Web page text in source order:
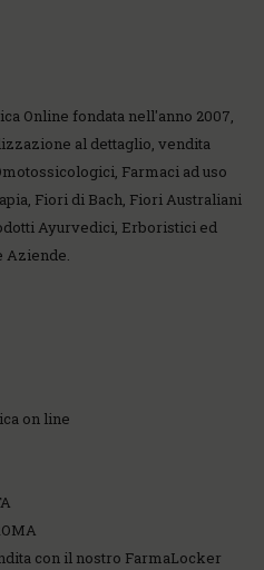
Online fondata nell'anno 2007,
al dettaglio, vendita
Farmaci ad uso
Fiori di Bach, Fiori Australiani
Ayurvedici, Erboristici ed
Aziende.
on line
con il nostro FarmaLocker